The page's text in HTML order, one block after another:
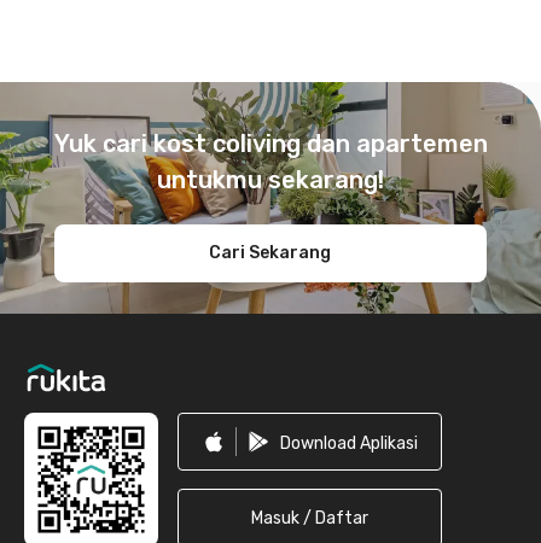
Yuk cari kost coliving dan apartemen
untukmu sekarang!
Cari Sekarang
Download Aplikasi
Masuk / Daftar